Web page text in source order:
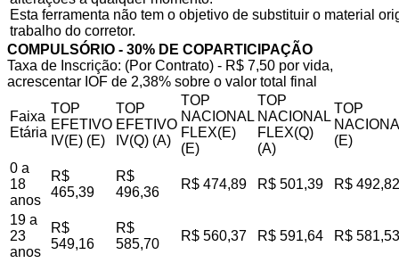
Esta ferramenta não tem o objetivo de substituir o material
trabalho do corretor.
COMPULSÓRIO - 30% DE COPARTICIPAÇÃO
Taxa de Inscrição: (Por Contrato) - R$ 7,50 por vida,
acrescentar IOF de 2,38% sobre o valor total final
Faixa
Etária
TOP
EFETIVO
IV(E) (E)
TOP
EFETIVO
IV(Q) (A)
TOP
NACIONAL
FLEX(E)
(E)
TOP
NACIONAL
FLEX(Q)
(A)
TOP
(E)
0 a
18
anos
R$
465,39
R$
496,36
R$ 474,89 R$ 501,39 R$ 492,82
19 a
23
anos
R$
549,16
R$
585,70
R$ 560,37 R$ 591,64 R$ 581,53